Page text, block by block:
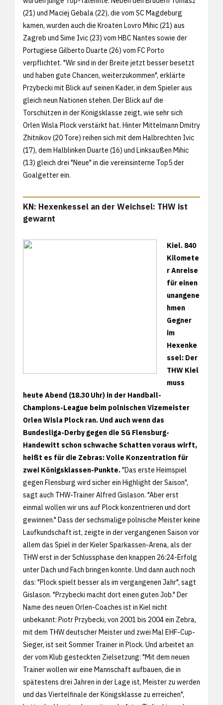
(21) und Maciej Gebala (22), die vom SC Magdeburg
kamen, wurden auch die Kroaten Lovro Mihic (21) aus
Zagreb und Sime Ivic (23) vom HBC Nantes sowie der
Portugiese Gilberto Duarte (26) vom FC Porto
verpflichtet. "Wir sind in der Breite jetzt besser besetzt
und haben gute Chancen, weiterzukommen", erklärte
Przybecki mit Blick auf seinen Kader, in dem Spieler aus
gleich neun Nationen stehen. Der Blick auf die
Torschützen in der Königsklasse zeigt, wie sehr sich
Orlen Wisla Plock verstärkt hat. Hinter Mittelmann Dmitry
Zhitnikov (20 Tore) reihen sich mit dem Halbrechten Ivic
(17), dem Halblinken Duarte (16) und Linksaußen Mihic
(13) gleich drei "Neue" in die vereinsinterne Top5 der
Goalgetter ein.
KN: Hexenkessel an der Weichsel: THW ist
gewarnt
Kiel. 840
Kilomete
r Anreise
für einen
unangene
hmen
Gegner
im
Hexenke
ssel: Der
THW Kiel
muss
heute Abend (18.30 Uhr) in der Handball-
Champions-League beim polnischen Vizemeister
Orlen Wisla Plock ran. Und auch wenn das
Bundesliga-Derby gegen die SG Flensburg-
Handewitt schon schwache Schatten voraus wirft,
heißt es für die Zebras: Volle Konzentration für
zwei Königsklassen-Punkte."Das erste Heimspiel
gegen Flensburg wird sicher ein Highlight der Saison",
sagt auch THW-Trainer Alfred Gislason. "Aber erst
einmal wollen wir uns auf Plock konzentrieren und dort
gewinnen." Dass der sechsmalige polnische Meister keine
Laufkundschaft ist, zeigte in der vergangenen Saison vor
allem das Spiel in der Kieler Sparkassen-Arena, als der
THW erst in der Schlussphase den knappen 26:24-Erfolg
unter Dach und Fach bringen konnte. Und dann auch noch
das: "Plock spielt besser als im vergangenen Jahr", sagt
Gislason. "Przybecki macht dort einen guten Job." Der
Name des neuen Orlen-Coaches ist in Kiel nicht
unbekannt: Piotr Przybecki, von 2001 bis 2004 ein Zebra,
mit dem THW deutscher Meister und zwei Mal EHF-Cup-
Sieger, ist seit Sommer Trainer in Plock. Und arbeitet an
der vom Klub gesteckten Zielsetzung: "Mit dem neuen
Trainer wollen wir eine Mannschaft aufbauen, die in
spätestens drei Jahren in der Lage ist, Meister zu werden
und das Viertelfinale der Königsklasse zu erreichen",